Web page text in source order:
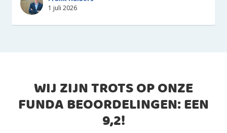
1 juli 2026
WIJ ZIJN TROTS OP ONZE
FUNDA BEOORDELINGEN: EEN
9,2!